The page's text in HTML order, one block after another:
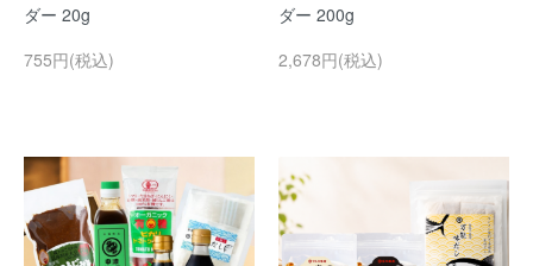
ダー 20g
755円(税込)
ダー 200g
2,678円(税込)